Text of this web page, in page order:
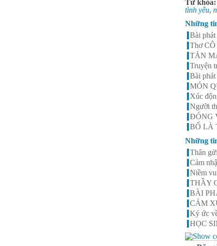
Từ khóa:
tình yêu,
Những
Bài
Thơ
TẢN
Truyện
Bài
MÓN
Xúc
Người
ĐÓNG
BỐ LÀ
Những
Thân
Cảm
Niềm
THẦY
BÀI
CẢM
Ký ức
HỌC